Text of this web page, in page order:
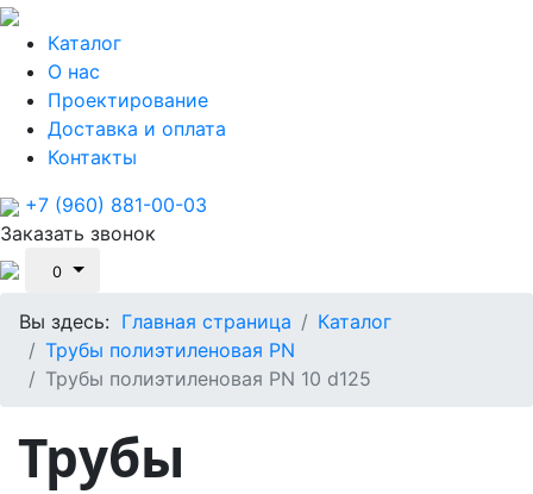
Каталог
О нас
Проектирование
Доставка и оплата
Контакты
+7 (960) 881-00-03
Заказать звонок
0
Вы здесь: Главная страница
Каталог
Трубы полиэтиленовая PN
Трубы полиэтиленовая PN 10 d125
Трубы